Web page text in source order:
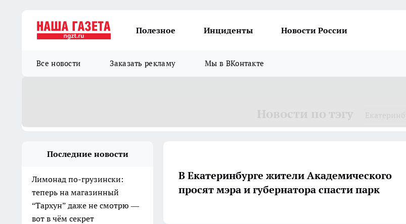
Полезное Инциденты Новости России
Все новости Заказать рекламу Мы в ВКонтакте
Последние новости
Лимонад по-грузински:
теперь на магазинный
“Тархун” даже не смотрю —
вот в чём секрет
В Екатеринбурге жители Академического
просят мэра и губернатора спасти парк